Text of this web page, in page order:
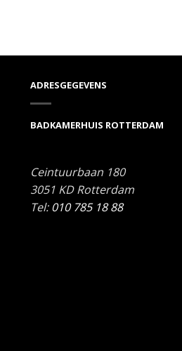
ADRESGEGEVENS
BADKAMERHUIS ROTTERDAM
Ceintuurbaan 180
3051 KD Rotterdam
Tel:010 785 18 88